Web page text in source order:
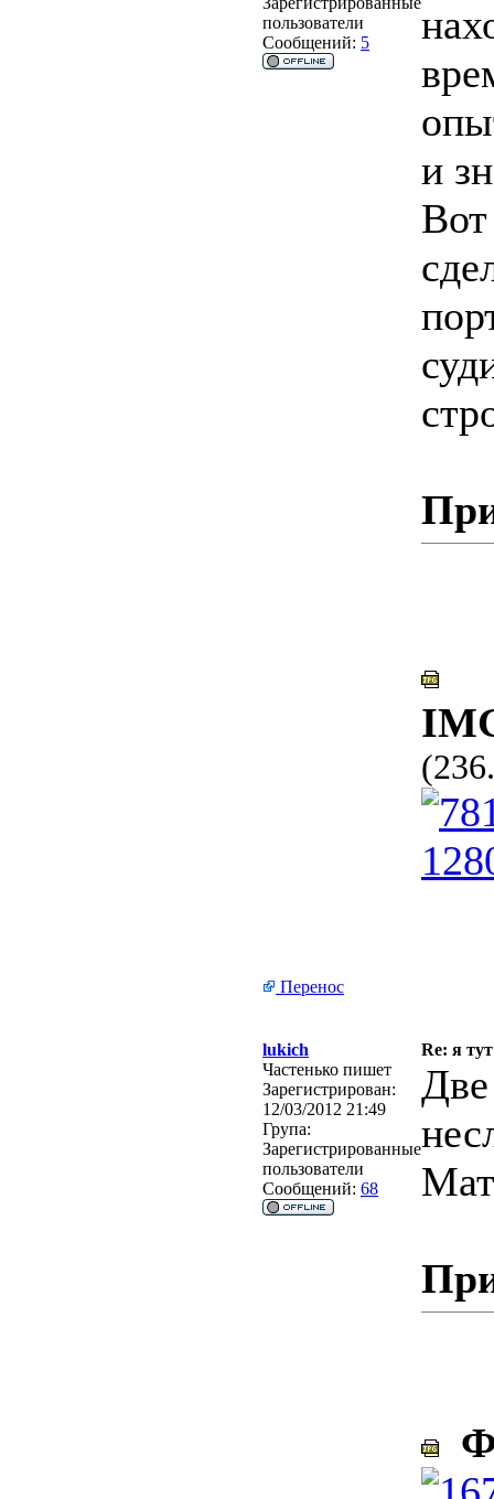
пользователи
Сообщений: 5
и
Перенос
lukich
Re: я
Частенько пишет
Зарегистрирован:
12/03/2012 21:49
Група:
Зарегистрированные
пользователи
Сообщений: 68